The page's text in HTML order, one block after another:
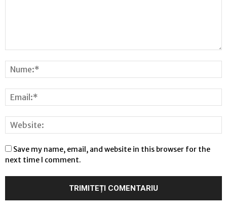
Save my name, email, and website in this browser for the
next time I comment.